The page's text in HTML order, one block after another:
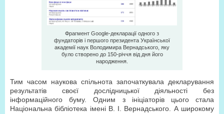
Фрагмент Google-декларації одного з
фундаторів і першого президента Української
академії наук Володимира Вернадського, яку
було створено до 150‑річчя від дня його
народження.
Тим часом наукова спільнота започаткувала декларування
результатів своєї дослідницької діяльності без
інформаційного буму. Одним з ініціаторів цього стала
Національна бібліотека імені В. І. Вернадського. А широкому